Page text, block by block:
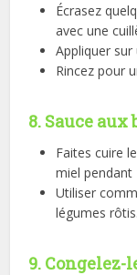
Écrasez
avec une
Appliquer
Rincez pour
8. Sauce aux
Faites cuire
miel pendant
Utiliser
légumes rôtis.
9. Congelez-